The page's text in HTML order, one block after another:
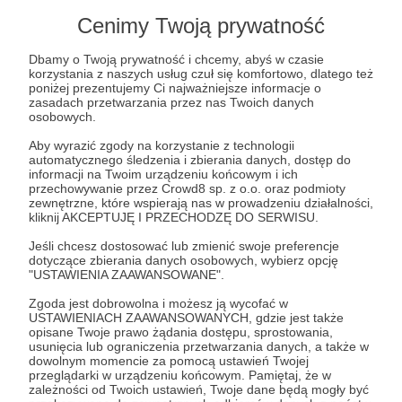
Cenimy Twoją prywatność
Dbamy o Twoją prywatność i chcemy, abyś w czasie
korzystania z naszych usług czuł się komfortowo, dlatego też
poniżej prezentujemy Ci najważniejsze informacje o
zasadach przetwarzania przez nas Twoich danych
osobowych.
Aby wyrazić zgody na korzystanie z technologii
automatycznego śledzenia i zbierania danych, dostęp do
informacji na Twoim urządzeniu końcowym i ich
przechowywanie przez Crowd8 sp. z o.o. oraz podmioty
zewnętrzne, które wspierają nas w prowadzeniu działalności,
kliknij AKCEPTUJĘ I PRZECHODZĘ DO SERWISU.
Jeśli chcesz dostosować lub zmienić swoje preferencje
dotyczące zbierania danych osobowych, wybierz opcję
"USTAWIENIA ZAAWANSOWANE".
Zgoda jest dobrowolna i możesz ją wycofać w
USTAWIENIACH ZAAWANSOWANYCH, gdzie jest także
opisane Twoje prawo żądania dostępu, sprostowania,
usunięcia lub ograniczenia przetwarzania danych, a także w
dowolnym momencie za pomocą ustawień Twojej
przeglądarki w urządzeniu końcowym. Pamiętaj, że w
zależności od Twoich ustawień, Twoje dane będą mogły być
Szpilowy newsletter czerwiec 2023
się w czerwcu, a co dopiero przed nami. Znajdziecie tam
raport finansowy z ostatniego półrocza, analizy ostatnich
wydarzeń we Francji, a także zaproszenie na szczególne
wydarzenie!
newsletter
05.05.2023 ● Brak komentarzy